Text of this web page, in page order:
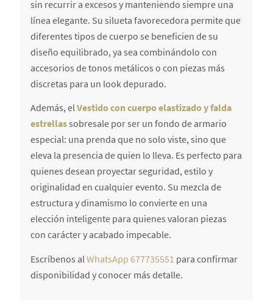
sin recurrir a excesos y manteniendo siempre una
línea elegante. Su silueta favorecedora permite que
diferentes tipos de cuerpo se beneficien de su
diseño equilibrado, ya sea combinándolo con
accesorios de tonos metálicos o con piezas más
discretas para un look depurado.
Además, elVestido con cuerpo elastizado y falda
estrellassobresale por ser un fondo de armario
especial: una prenda que no solo viste, sino que
eleva la presencia de quien lo lleva. Es perfecto para
quienes desean proyectar seguridad, estilo y
originalidad en cualquier evento. Su mezcla de
estructura y dinamismo lo convierte en una
elección inteligente para quienes valoran piezas
con carácter y acabado impecable.
Escríbenos al WhatsApp 677735551 para confirmar
disponibilidad y conocer más detalle.